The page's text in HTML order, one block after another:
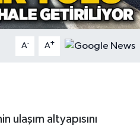
A- A+
ulaşım altyapısını